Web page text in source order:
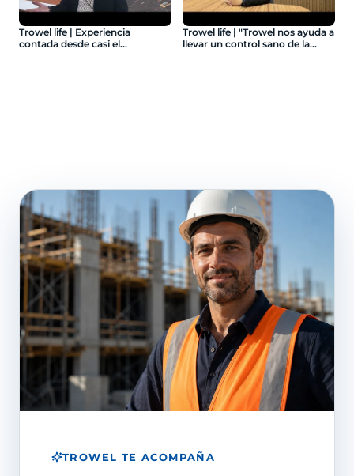
Trowel life | Experiencia
contada desde casi el
Trowel life | "Trowel nos ayuda a
llevar un control sano de la
TROWEL TE ACOMPAÑA